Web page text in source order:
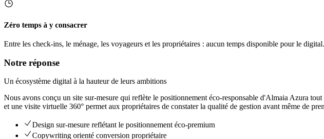
Zéro temps à y consacrer
Entre les check-ins, le ménage, les voyageurs et les propriétaires : aucun temps disponible pour le digital.
Notre réponse
Un écosystème digital à la hauteur de leurs ambitions
Nous avons conçu un site sur-mesure qui reflète le positionnement éco-responsable d'Almaia Azura
et une visite virtuelle 360° permet aux propriétaires de constater la qualité de gestion avant même de
Design sur-mesure reflétant le positionnement éco-premium
Copywriting orienté conversion propriétaire